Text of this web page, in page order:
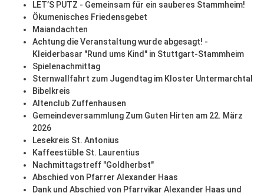
LET’S PUTZ - Gemeinsam für ein sauberes Stammheim!
Ökumenisches Friedensgebet
Maiandachten
Achtung die Veranstaltung wurde abgesagt! -
Kleiderbasar "Rund ums Kind" in Stuttgart-Stammheim
Spielenachmittag
Sternwallfahrt zum Jugendtag im Kloster Untermarchtal
Bibelkreis
Altenclub Zuffenhausen
Gemeindeversammlung Zum Guten Hirten am 22. März
2026
Lesekreis St. Antonius
Kaffeestüble St. Laurentius
Nachmittagstreff "Goldherbst"
Abschied von Pfarrer Alexander Haas
Dank und Abschied von Pfarrvikar Alexander Haas und